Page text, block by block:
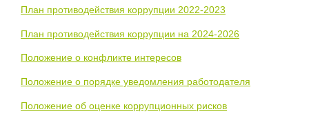
План противодействия коррупции 2022-2023
План противодействия коррупции на 2024-2026
Положение о конфликте интересов
Положение о порядке уведомления работодателя
Положение об оценке коррупционных рисков